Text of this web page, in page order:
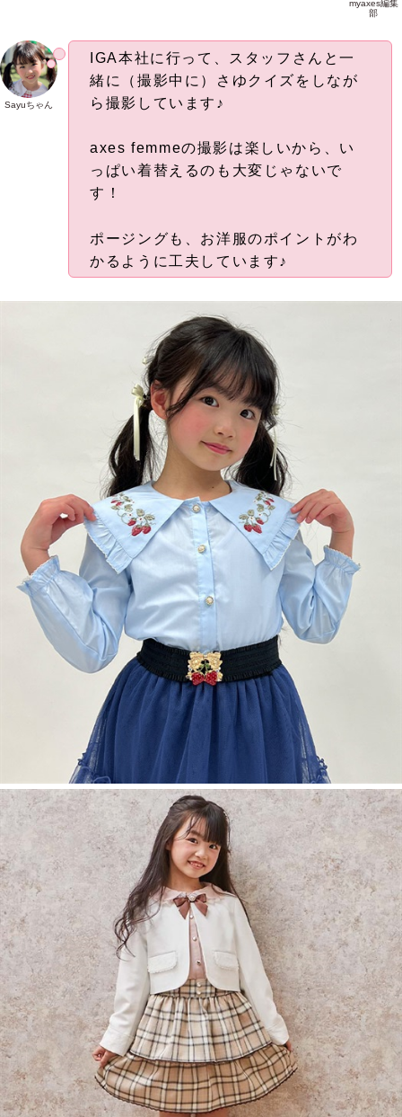
myaxes編集
部
Sayuちゃん
IGA本社に行って、スタッフさんと一
緒に（撮影中に）さゆクイズをしなが
ら撮影しています♪
axes femmeの撮影は楽しいから、い
っぱい着替えるのも大変じゃないで
す！
ポージングも、お洋服のポイントがわ
かるように工夫しています♪